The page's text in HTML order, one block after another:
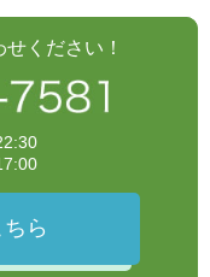
ください！
ら